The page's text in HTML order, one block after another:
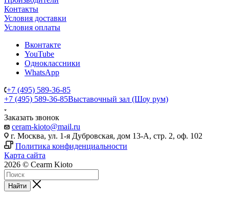
Контакты
Условия доставки
Условия оплаты
Вконтакте
YouTube
Одноклассники
WhatsApp
+7 (495) 589-36-85
+7 (495) 589-36-85Выставочный зал (Шоу рум)
Заказать звонок
ceram-kioto@mail.ru
г. Москва, ул. 1-я Дубровская, дом 13-А, стр. 2, оф. 102
Политика конфиденциальности
Карта сайта
2026 © Cearm Kioto
Найти